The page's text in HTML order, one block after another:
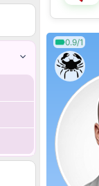
0.9/1